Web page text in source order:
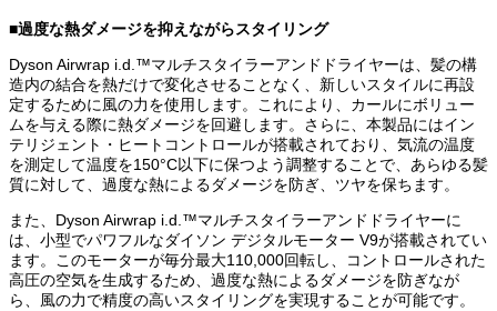
■過度な熱ダメージを抑えながらスタイリング
Dyson Airwrap i.d.™マルチスタイラーアンドドライヤーは、髪の構
造内の結合を熱だけで変化させることなく、新しいスタイルに再設
定するために風の力を使用します。これにより、カールにボリュー
ムを与える際に熱ダメージを回避します。さらに、本製品にはイン
テリジェント・ヒートコントロールが搭載されており、気流の温度
を測定して温度を150°C以下に保つよう調整することで、あらゆる髪
質に対して、過度な熱によるダメージを防ぎ、ツヤを保ちます。
また、Dyson Airwrap i.d.™マルチスタイラーアンドドライヤーに
は、小型でパワフルなダイソン デジタルモーター V9が搭載されてい
ます。このモーターが毎分最大110,000回転し、コントロールされた
高圧の空気を生成するため、過度な熱によるダメージを防ぎなが
ら、風の力で精度の高いスタイリングを実現することが可能です。